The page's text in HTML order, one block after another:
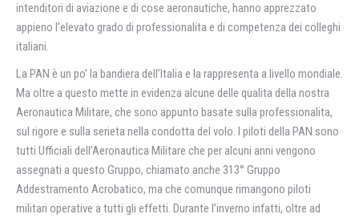
intenditori di aviazione e di cose aeronautiche, hanno apprezzato
appieno l’elevato grado di professionalitа e di competenza dei colleghi
italiani.
La PAN è un po’ la bandiera dell’Italia e la rappresenta a livello mondiale.
Ma oltre a questo mette in evidenza alcune delle qualitа della nostra
Aeronautica Militare, che sono appunto basate sulla professionalitа,
sul rigore e sulla serietа nella condotta del volo. I piloti della PAN sono
tutti Ufficiali dell’Aeronautica Militare che per alcuni anni vengono
assegnati a questo Gruppo, chiamato anche 313° Gruppo
Addestramento Acrobatico, ma che comunque rimangono piloti
militari operative a tutti gli effetti. Durante l’inverno infatti, oltre ad